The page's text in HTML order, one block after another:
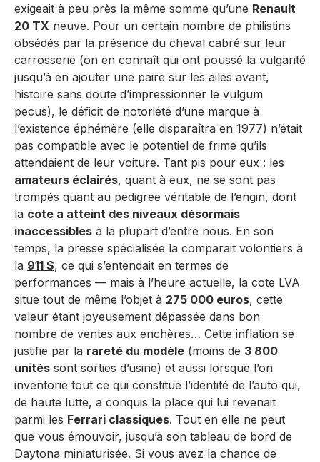
exigeait à peu près la même somme qu’une Renault
20 TX neuve. Pour un certain nombre de philistins
obsédés par la présence du cheval cabré sur leur
carrosserie (on en connaît qui ont poussé la vulgarité
jusqu’à en ajouter une paire sur les ailes avant,
histoire sans doute d’impressionner le vulgum
pecus), le déficit de notoriété d’une marque à
l’existence éphémère (elle disparaîtra en 1977) n’était
pas compatible avec le potentiel de frime qu’ils
attendaient de leur voiture. Tant pis pour eux : les
amateurs éclairés, quant à eux, ne se sont pas
trompés quant au pedigree véritable de l’engin, dont
la cote a atteint des niveaux désormais
inaccessibles à la plupart d’entre nous. En son
temps, la presse spécialisée la comparait volontiers à
la 911 S, ce qui s’entendait en termes de
performances — mais à l’heure actuelle, la cote LVA
situe tout de même l’objet à 275 000 euros, cette
valeur étant joyeusement dépassée dans bon
nombre de ventes aux enchères… Cette inflation se
justifie par la rareté du modèle (moins de 3 800
unités sont sorties d’usine) et aussi lorsque l’on
inventorie tout ce qui constitue l’identité de l’auto qui,
de haute lutte, a conquis la place qui lui revenait
parmi les Ferrari classiques. Tout en elle ne peut
que vous émouvoir, jusqu’à son tableau de bord de
Daytona miniaturisée. Si vous avez la chance de